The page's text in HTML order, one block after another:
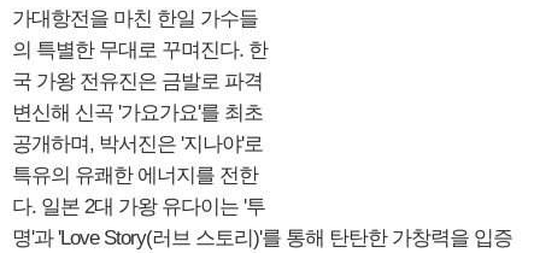
가대항전을 마친 한일 가수들
의 특별한 무대로 꾸며진다. 한
국 가왕 전유진은 금발로 파격
변신해 신곡 '가요가요'를 최초
공개하며, 박서진은 '지나야'로
특유의 유쾌한 에너지를 전한
다. 일본 2대 가왕 유다이는 '투
명'과 'Love Story(러브 스토리)'를 통해 탄탄한 가창력을 입증